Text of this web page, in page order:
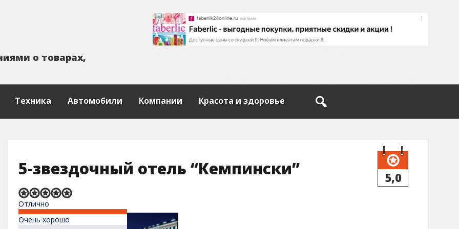
иями о товарах,
Техника Автомобили Компании Красота и здоровье
5-звездочный отель “Кемпински” 5,0
Rated
5,0
out
of
Отлично
Очень хорошо